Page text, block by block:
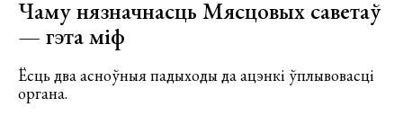
Чаму нязначнасць Мясцовых саветаў
— гэта міф
Ёсць два асноўныя падыходы да ацэнкі ўплывовасці
органа.